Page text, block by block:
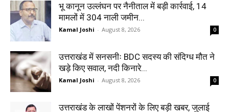
भू कानून उल्लंघन पर नैनीताल में बड़ी कार्रवाई, 14
मामलों में 304 नाली जमीन...
Kamal Joshi - August 8, 2026 0
उत्तराखंड में सनसनीः BDC सदस्य की संदिग्ध मौत ने
खड़े किए सवाल, नदी किनारे...
Kamal Joshi - August 8, 2026 0
उत्तराखंड के लाखों पेंशनरों के लिए बड़ी खबर, जुलाई